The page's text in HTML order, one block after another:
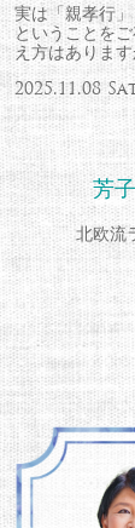
実は「親孝行
ということを
え方はありま
2025.11.08
芳
北欧流